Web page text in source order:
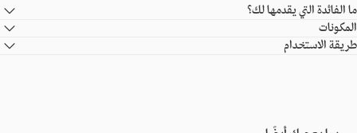
ما الفائدة التي يقدمها لك؟
المكونات
طريقة الاستخدام